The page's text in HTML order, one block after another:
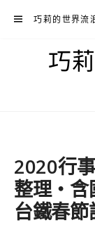
巧莉的世界流
巧
2020行
整理・含
台鐵春